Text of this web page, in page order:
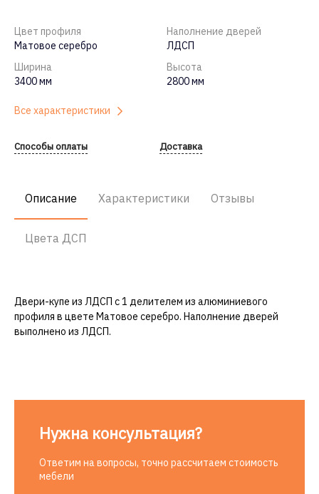
Цвет профиля
Матовое серебро
Наполнение дверей
ЛДСП
Ширина
3400 мм
Высота
2800 мм
Все характеристики
Способы оплаты Доставка
Описание Характеристики Отзывы
Цвета ДСП
Двери-купе из ЛДСП с 1 делителем из алюминиевого
профиля в цвете Матовое серебро. Наполнение дверей
выполнено из ЛДСП.
Нужна консультация?
Ответим на вопросы, точно рассчитаем стоимость
мебели